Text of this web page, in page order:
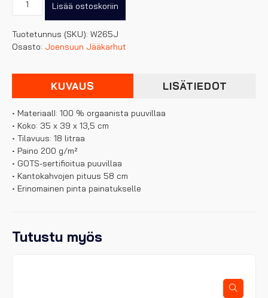
kangaskassiLisää ostoskoriin
Tuotetunnus (SKU): W265J
Osasto: Joensuun Jääkarhut
KUVAUS LISÄTIEDOT
• MateriaalI: 100 % orgaanista puuvillaa
• Koko: 35 x 39 x 13,5 cm
• Tilavuus: 18 litraa
• Paino 200 g/m²
• GOTS-sertifioitua puuvillaa
• Kantokahvojen pituus 58 cm
• Erinomainen pinta painatukselle
Tutustu myös